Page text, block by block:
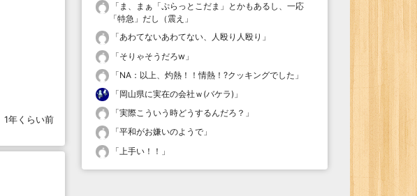
1年くらい前
「 ま、まぁ「ぷらっとこだま」とかもあるし、一応
「特急」だし（震え 」
「あわてないあわてない、人殴り人殴り 」
「そりゃそうだろw 」
「NA：以上、灼熱！！情熱！?クッキングでした 」
「岡山県に実在の会社ｗ(バケラ) 」
「実際こういう時どうするんだろ？ 」
「平和がお嫌いのようで 」
「 上手い！！ 」